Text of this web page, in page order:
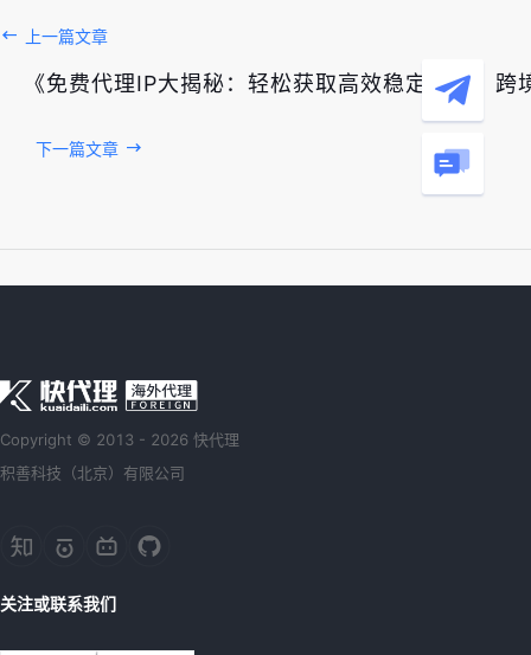
上一篇文章
《免费代理IP大揭秘：轻松获取高效稳定资源，跨
下一篇文章
Copyright © 2013 - 2026 快代理
积善科技（北京）有限公司
关注或联系我们